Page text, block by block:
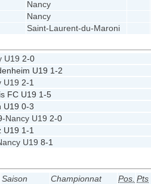
Nancy
Nancy
Saint-Laurent-du-Maroni
U19 2-0
U19 1-2
U19 2-1
FC U19 1-5
U19 0-3
-Nancy U19 2-0
U19 1-1
U19 8-1
Saison Championnat Pos. Pts